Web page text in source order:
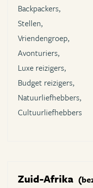
Backpackers,
Stellen,
Vriendengroep,
Avonturiers,
Luxe reizigers,
Budget reizigers,
Natuurliefhebbers,
Cultuurliefhebbers
Zuid-Afrika